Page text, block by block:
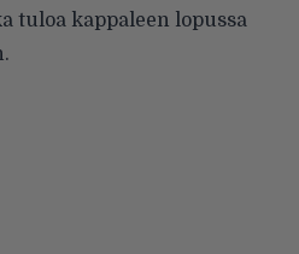
tuloa kappaleen lopussa